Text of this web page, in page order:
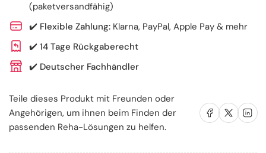
und
Einkaufstasche
-
8,5
kg
und
Einkaufstasche
8,5
kg
(paketversandfähig)
✔️ Flexible Zahlung: Klarna, PayPal, Apple Pay & mehr
✔️ 14 Tage Rückgaberecht
✔️ Deutscher Fachhändler
Teile dieses Produkt mit Freunden oder
Angehörigen, um ihnen beim Finden der
passenden Reha-Lösungen zu helfen.
Auf Facebook teilenAuf X teilenAuf LinkedIn